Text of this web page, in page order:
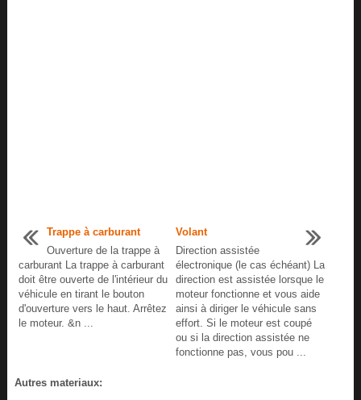
Trappe à carburant
Ouverture de la trappe à
carburant La trappe à carburant
doit être ouverte de l'intérieur du
véhicule en tirant le bouton
d'ouverture vers le haut. Arrêtez
le moteur. &n ...
Volant
Direction assistée
électronique (le cas échéant) La
direction est assistée lorsque le
moteur fonctionne et vous aide
ainsi à diriger le véhicule sans
effort. Si le moteur est coupé
ou si la direction assistée ne
fonctionne pas, vous pou ...
Autres materiaux: